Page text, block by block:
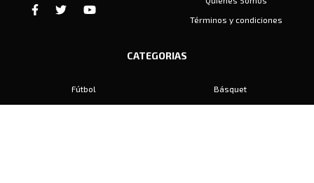
Términos y condiciones
CATEGORIAS
Fútbol
Básquet